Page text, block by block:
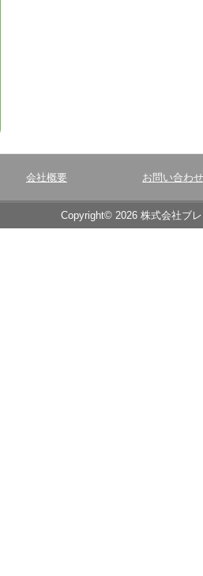
会社概要 お問い合わせ
Copyright© 2026 株式会社ブ